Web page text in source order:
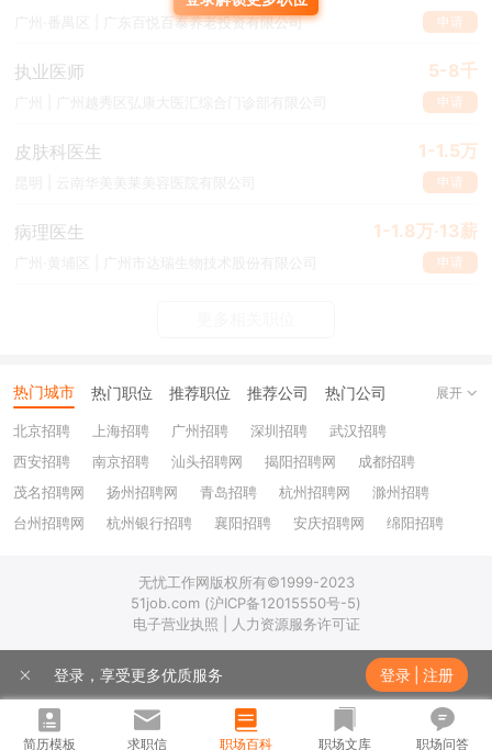
广州·番禺区 | 广东百悦百泰养老投资有限公司 申请
执业医师 5-8千
申请
皮肤科医生 1-1.5万
申请
病理医生 1-1.8万·13薪
申请
热门城市 热门职位 推荐职位 推荐公司 热门公司
北京招聘 上海招聘 广州招聘 深圳招聘
武汉招聘
西安招聘
南京招聘 汕头招聘网 揭阳招聘网
成都招聘
茂名招聘网
扬州招聘网 青岛招聘 杭州招聘网
滁州招聘
台州招聘网
杭州银行招聘 襄阳招聘 安庆招聘网
绵阳招聘
上饶招聘网
展开
无忧工作网版权所有©1999-2023
51job.com (沪ICP备12015550号-5)
电子营业执照 | 人力资源服务许可证
登录，享受更多优质服务 登录 注册
简历模板 求职信 职场百科 职场文库 职场问答